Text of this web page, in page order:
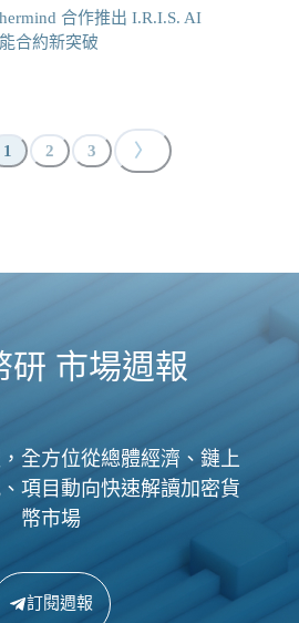
合作推出 I.R.I.S. AI
合約新突破
1 2 3 〉
研 市場週報
全方位從總體經濟、鏈上
項目動向快速解讀加密貨
幣市場
訂閱週報